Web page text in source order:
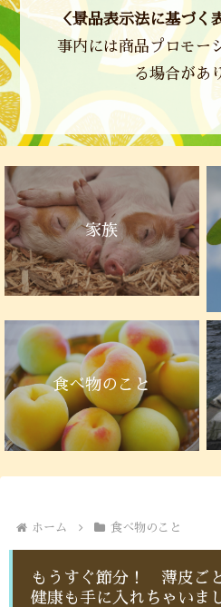
＜景品表示法に基づく
事内には商品プロモー
る場合があ
家族
食べ物のこと
ホーム 食べ物のこと
もうすぐ節分！ 薄皮ご
健康も手に入れちゃいま